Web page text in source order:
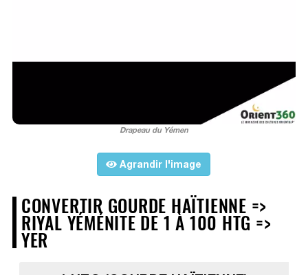
Drapeau du Yémen
Agrandir l'image
CONVERTIR GOURDE HAÏTIENNE =>
RIYAL YÉMÉNITE DE 1 À 100 HTG =>
YER